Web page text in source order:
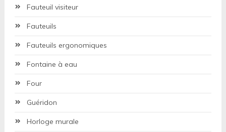
Fauteuil visiteur
Fauteuils
Fauteuils ergonomiques
Fontaine à eau
Four
Guéridon
Horloge murale